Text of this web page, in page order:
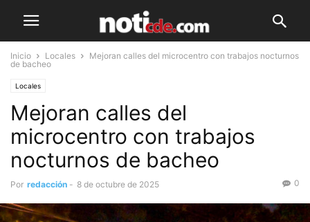
Inicio Locales
Mejoran calles del microcentro con trabajos nocturnos
de bacheo
Locales
Mejoran calles del
microcentro con trabajos
nocturnos de bacheo
Por redacción - 8 de octubre de 2025 0